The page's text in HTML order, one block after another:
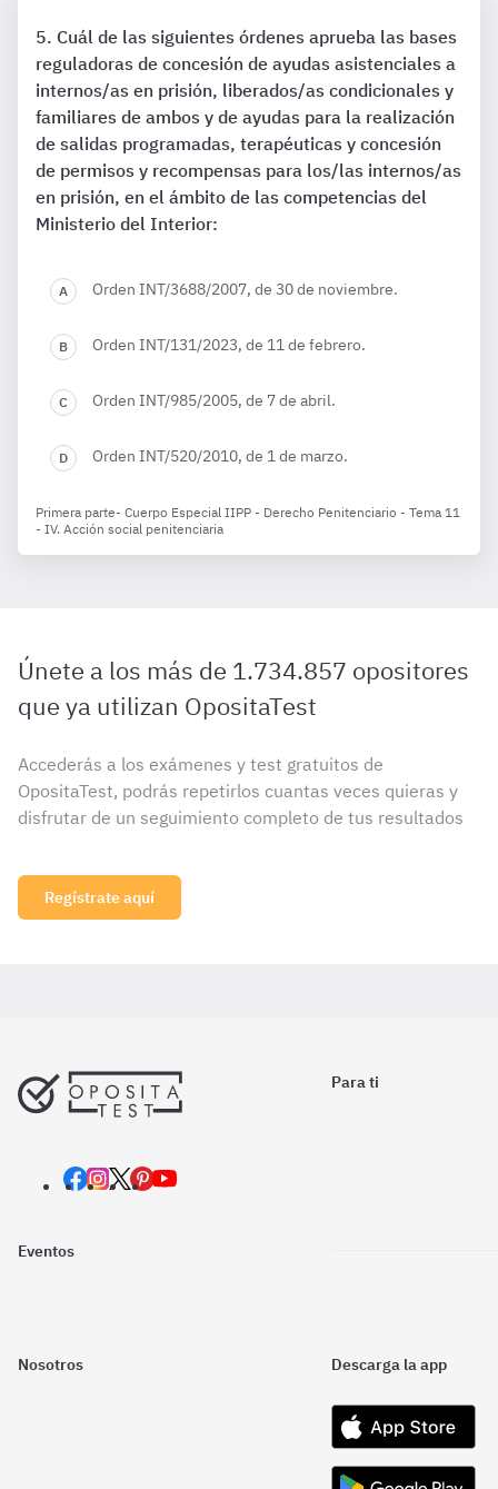
Cuál de las siguientes órdenes aprueba las bases
reguladoras de concesión de ayudas asistenciales a
internos/as en prisión, liberados/as condicionales y
familiares de ambos y de ayudas para la realización
de salidas programadas, terapéuticas y concesión
de permisos y recompensas para los/las internos/as
en prisión, en el ámbito de las competencias del
Ministerio del Interior:
Orden INT/3688/2007, de 30 de noviembre.
Orden INT/131/2023, de 11 de febrero.
Orden INT/985/2005, de 7 de abril.
Orden INT/520/2010, de 1 de marzo.
Primera parte- Cuerpo Especial IIPP - Derecho Penitenciario - Tema 11
- IV. Acción social penitenciaria
Únete a los más de 1.734.857 opositores
que ya utilizan OpositaTest
Accederás a los exámenes y test gratuitos de
OpositaTest, podrás repetirlos cuantas veces quieras y
disfrutar de un seguimiento completo de tus resultados
Regístrate aquí
Para ti
Eventos
Nosotros Descarga la app